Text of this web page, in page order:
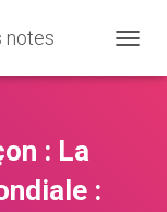
notes
U
: La
: